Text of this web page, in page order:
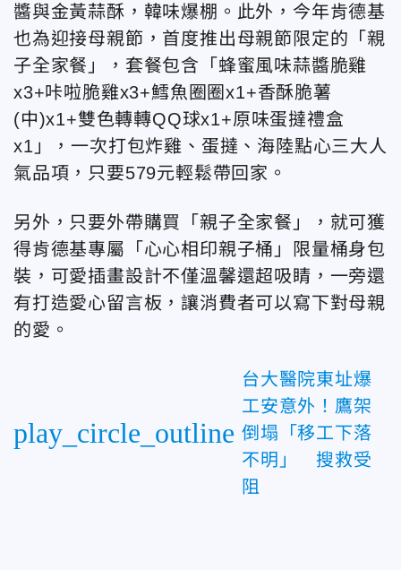
醬與金黃蒜酥，韓味爆棚。此外，今年肯德基
也為迎接母親節，首度推出母親節限定的「親
子全家餐」，套餐包含「蜂蜜風味蒜醬脆雞
x3+咔啦脆雞x3+鱈魚圈圈x1+香酥脆薯
(中)x1+雙色轉轉QQ球x1+原味蛋撻禮盒
x1」，一次打包炸雞、蛋撻、海陸點心三大人
氣品項，只要579元輕鬆帶回家。
另外，只要外帶購買「親子全家餐」，就可獲
得肯德基專屬「心心相印親子桶」限量桶身包
裝，可愛插畫設計不僅溫馨還超吸睛，一旁還
有打造愛心留言板，讓消費者可以寫下對母親
的愛。
play_circle_outline
台大醫院東址爆
工安意外！鷹架
倒塌「移工下落
不明」 搜救受
阻